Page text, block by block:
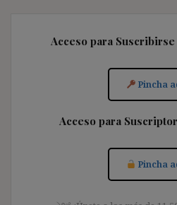
Acceso para Suscribirse
Pincha
Acceso para
Pincha